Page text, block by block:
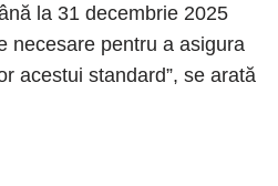
la 31 decembrie 2025
necesare pentru a asigura
acestui standard”, se arată